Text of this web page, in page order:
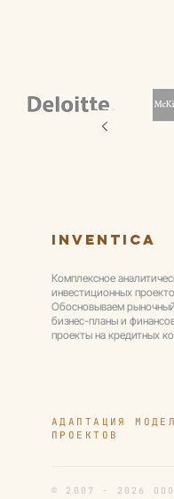
Inventica
АДАПТАЦИЯ
ПРОЕКТОВ
© 2007 - 2026
Комплексное
инвестиционных
Обосновываем
бизнес-планы и
проекты на кредитных